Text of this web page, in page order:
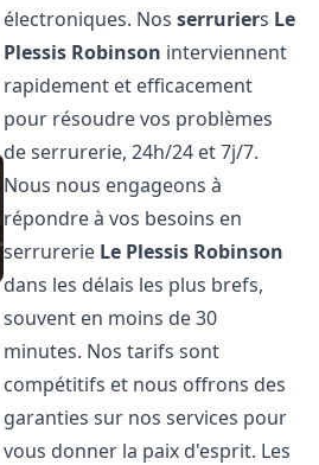
électroniques. Nosserruriers Le
Plessis Robinson interviennent
rapidement et efficacement
pour résoudre vos problèmes
de serrurerie, 24h/24 et 7j/7.
Nous nous engageons à
répondre à vos besoins en
serrurerie Le Plessis Robinson
dans les délais les plus brefs,
souvent en moins de 30
minutes. Nos tarifs sont
compétitifs et nous offrons des
garanties sur nos services pour
vous donner la paix d'esprit. Les